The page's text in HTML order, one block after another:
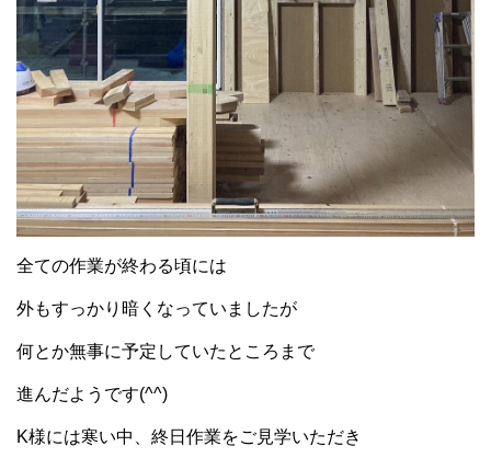
全ての作業が終わる頃には
外もすっかり暗くなっていましたが
何とか無事に予定していたところまで
進んだようです(^^)
K様には寒い中、終日作業をご見学いただき